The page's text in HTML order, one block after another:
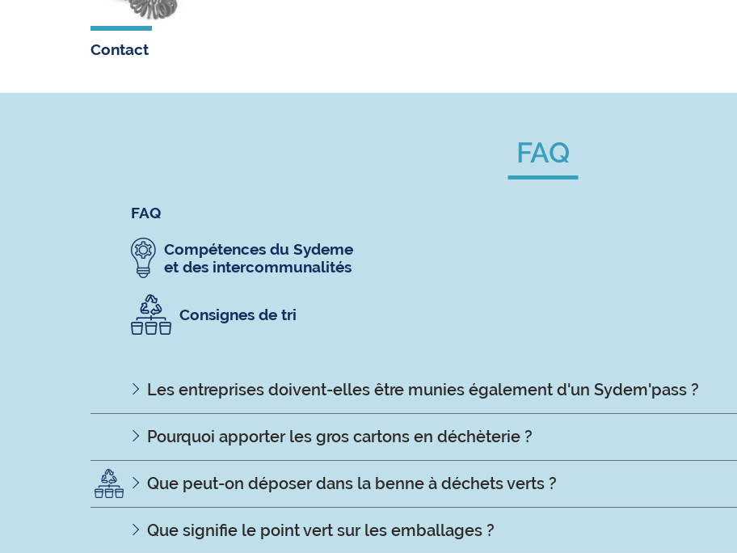
Contact
FAQ
FAQ
Compétences du Sydeme
et des intercommunalités
Consignes de tri
Les entreprises doivent-elles être munies également d'un Sydem'pass ?
Pourquoi apporter les gros cartons en déchèterie ?
Que peut-on déposer dans la benne à déchets verts ?
Que signifie le point vert sur les emballages ?